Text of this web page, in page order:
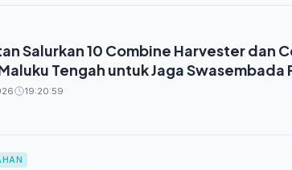
Salurkan 10 Combine Harvester dan
Tengah untuk Jaga Swasembada
19:20:59